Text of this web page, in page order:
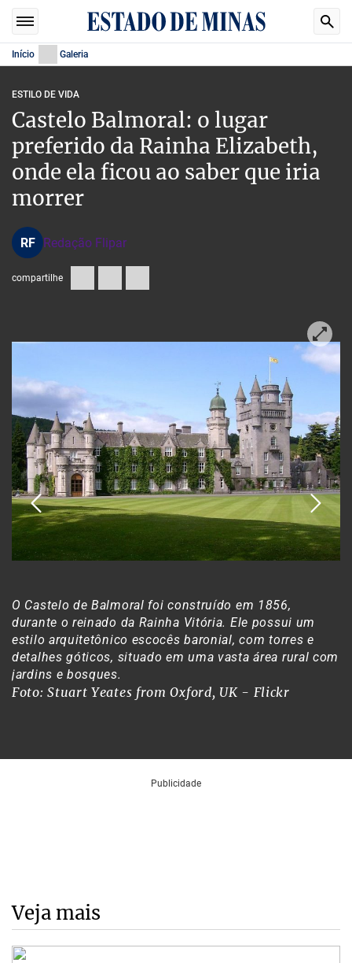
Início Galeria
ESTILO DE VIDA
Castelo Balmoral: o lugar
preferido da Rainha Elizabeth,
onde ela ficou ao saber que iria
morrer
RF Redação Flipar
compartilhe
O Castelo de Balmoral foi construído em 1856,
durante o reinado da Rainha Vitória. Ele possui um
estilo arquitetônico escocês baronial, com torres e
detalhes góticos, situado em uma vasta área rural com
jardins e bosques.
Foto: Stuart Yeates from Oxford, UK - Flickr
Veja mais